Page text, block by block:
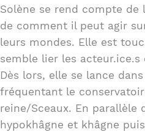
Solène se rend compte de
de comment il peut agir
leurs mondes. Elle est
semble lier les acteur.ice.s
Dès lors, elle se lance
fréquentant le
reine/Sceaux. En parallèle
hypokhâgne et khâgne